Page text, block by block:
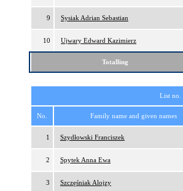
9 Sysiak Adrian Sebastian
10 Ujwary Edward Kazimierz
Totalling
List
No. Family name and given names
1 Szydłowski Franciszek
2 Spytek Anna Ewa
3 Szczęśniak Alojzy